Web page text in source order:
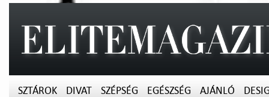
SZTÁROK DIVAT SZÉPSÉG EGÉSZSÉG AJÁNLÓ